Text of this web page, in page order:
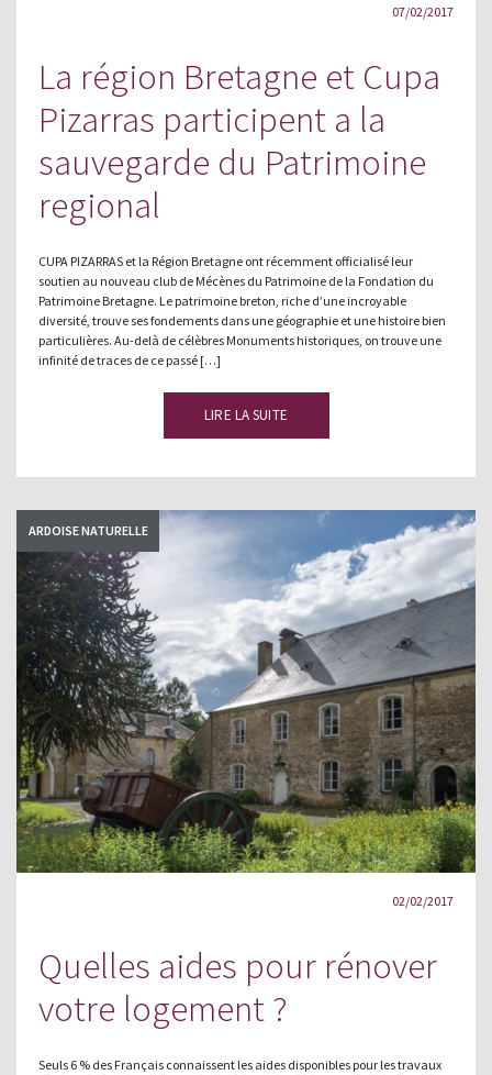
07/02/2017
La région Bretagne et Cupa
Pizarras participent a la
sauvegarde du Patrimoine
regional
CUPA PIZARRAS et la Région Bretagne ont récemment officialisé leur
soutien au nouveau club de Mécènes du Patrimoine de la Fondation du
Patrimoine Bretagne. Le patrimoine breton, riche d’une incroyable
diversité, trouve ses fondements dans une géographie et une histoire bien
particulières. Au-delà de célèbres Monuments historiques, on trouve une
infinité de traces de ce passé […]
LIRE LA SUITE
ARDOISE NATURELLE
02/02/2017
Quelles aides pour rénover
votre logement ?
Seuls 6 % des Français connaissent les aides disponibles pour les travaux